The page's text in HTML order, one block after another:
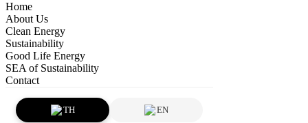
Home
About Us
Clean Energy
Sustainability
Good Life Energy
SEA of Sustainability
Contact
TH EN